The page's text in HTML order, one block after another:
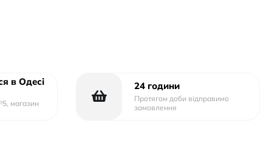
в Одесі
магазин
24 години
Протягом доби відправимо
замовлення